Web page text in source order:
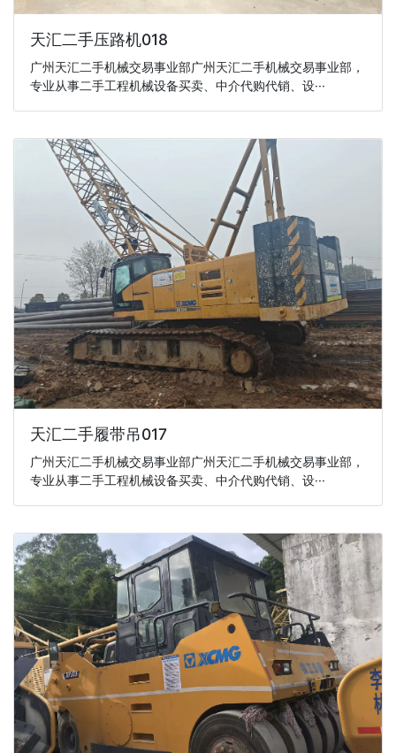
天汇二手压路机018
广州天汇二手机械交易事业部广州天汇二手机械交易事业部，
专业从事二手工程机械设备买卖、中介代购代销、设···
天汇二手履带吊017
广州天汇二手机械交易事业部广州天汇二手机械交易事业部，
专业从事二手工程机械设备买卖、中介代购代销、设···